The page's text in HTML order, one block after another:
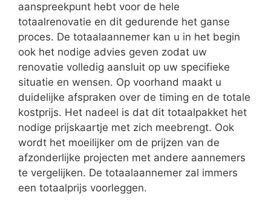
aanspreekpunt hebt voor de hele
totaalrenovatie en dit gedurende het ganse
proces. De totaalaannemer kan u in het begin
ook het nodige advies geven zodat uw
renovatie volledig aansluit op uw specifieke
situatie en wensen. Op voorhand maakt u
duidelijke afspraken over de timing en de totale
kostprijs. Het nadeel is dat dit totaalpakket het
nodige prijskaartje met zich meebrengt. Ook
wordt het moeilijker om de prijzen van de
afzonderlijke projecten met andere aannemers
te vergelijken. De totaalaannemer zal immers
een totaalprijs voorleggen.